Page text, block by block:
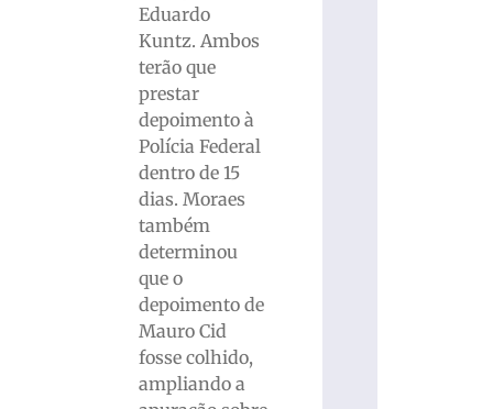
Eduardo
Kuntz. Ambos
terão que
prestar
depoimento à
Polícia Federal
dentro de 15
dias. Moraes
também
determinou
que o
depoimento de
Mauro Cid
fosse colhido,
ampliando a